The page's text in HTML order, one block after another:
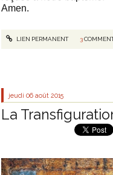
Amen.
LIEN PERMANENT 3
jeudi 06 août 2015
La